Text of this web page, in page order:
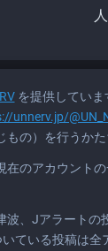
人
を提供していま
unnerv.jp/
の）を行うかた
のアカウント
、Jアラートの
いている投稿は